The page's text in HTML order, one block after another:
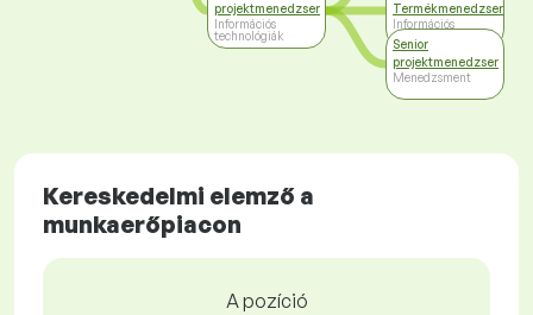
projektmenedzser
Információs
technológiák
Termékmenedzser
Információs
technológiák
Senior
projektmenedzser
Menedzsment
Kereskedelmi elemző a
munkaerőpiacon
A pozíció